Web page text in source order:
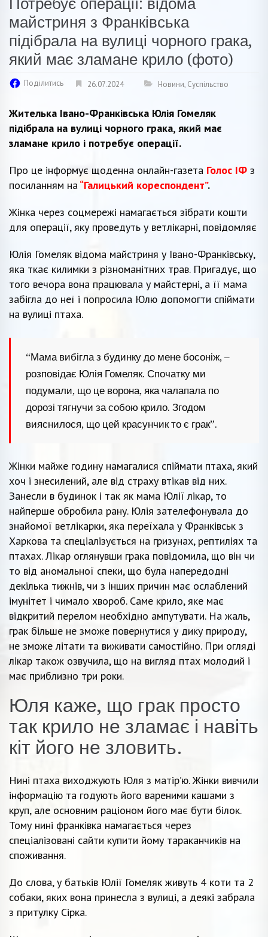
майстриня з Франківська
підібрала на вулиці чорного грака,
який має зламане крило (фото)
Поділитись 26.07.2024 Новини, Суспільство
Жителька Івано-Франківська Юлія Гомеляк
підібрала на вулиці чорного грака, який має
зламане крило і потребує операції.
Про це інформує щоденна онлайн-газета Голос ІФ з
посиланням на“Галицький кореспондент”.
Жінка через соцмережі намагається зібрати кошти
для операції, яку проведуть у ветлікарні, повідомляє
Юлія Гомеляк відома майстриня у Івано-Франківську,
яка ткає килимки з різноманітних трав. Пригадує, що
того вечора вона працювала у майстерні, а її мама
забігла до неї і попросила Юлю допомогти спіймати
на вулиці птаха.
“Мама вибігла з будинку до мене босоніж, –
розповідає Юлія Гомеляк. Спочатку ми
подумали, що це ворона, яка чалапала по
дорозі тягнучи за собою крило. Згодом
вияснилося, що цей красунчик то є грак”.
Жінки майже годину намагалися спіймати птаха, який
хоч і знесилений, але від страху втікав від них.
Занесли в будинок і так як мама Юлії лікар, то
найперше обробила рану. Юлія зателефонувала до
знайомої ветлікарки, яка переїхала у Франківськ з
Харкова та спеціалізується на гризунах, рептиліях та
птахах. Лікар оглянувши грака повідомила, що він чи
то від аномальної спеки, що була напередодні
декілька тижнів, чи з інших причин має ослаблений
імунітет і чимало хвороб. Саме крило, яке має
відкритий перелом необхідно ампутувати. На жаль,
грак більше не зможе повернутися у дику природу,
не зможе літати та виживати самостійно. При огляді
лікар також озвучила, що на вигляд птах молодий і
має приблизно три роки.
Юля каже, що грак просто
так крило не зламає і навіть
кіт його не зловить.
Нині птаха виходжують Юля з матір’ю. Жінки вивчили
інформацію та годують його вареними кашами з
круп, але основним раціоном його має бути білок.
Тому нині франківка намагається через
спеціалізовані сайти купити йому тараканчиків на
споживання.
До слова, у батьків Юлії Гомеляк живуть 4 коти та 2
собаки, яких вона принесла з вулиці, а деякі забрала
з притулку Сірка.